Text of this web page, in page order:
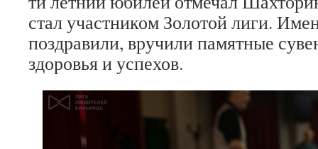
стал участником Золотой лиги.
поздравили, вручили памятные
здоровья и успехов.